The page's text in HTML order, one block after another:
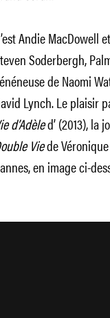
Andie MacDowell
Soderbergh,
de Naomi
Lynch. Le plaisir
d’Adèled’ (2013), la
Viede
en image ci-